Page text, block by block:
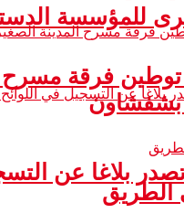
للمؤسسة
تصدر بلاغا عن
فرقة مسرح
بشفشاون
الطريق